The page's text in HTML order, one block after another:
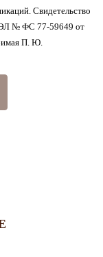
Свидетельство
ЭЛ № ФС 77-59649 от
П. Ю.